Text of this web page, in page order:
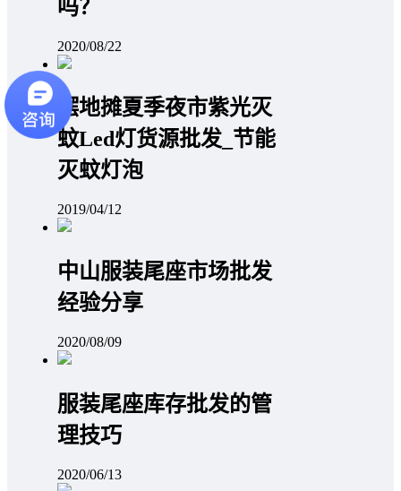
吗？
2020/08/22
摆地摊夏季夜市紫光灭
蚊Led灯货源批发_节能
灭蚊灯泡
2019/04/12
中山服装尾座市场批发
经验分享
2020/08/09
服装尾座库存批发的管
理技巧
2020/06/13